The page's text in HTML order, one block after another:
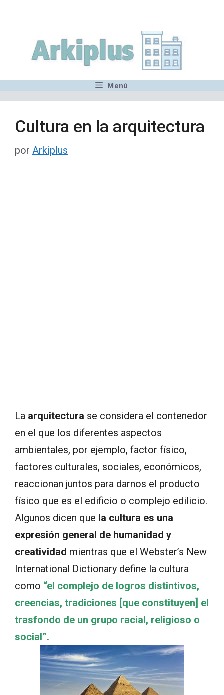
contenido
Menú
Cultura en la arquitectura
por Arkiplus
La arquitectura se considera el contenedor
en el que los diferentes aspectos
ambientales, por ejemplo, factor físico,
factores culturales, sociales, económicos,
reaccionan juntos para darnos el producto
físico que es el edificio o complejo edilicio.
Algunos dicen que la cultura es una
expresión general de humanidad y
creatividad mientras que el Webster’s New
International Dictionary define la cultura
como “el complejo de logros distintivos,
creencias, tradiciones [que constituyen] el
trasfondo de un grupo racial, religioso o
social”.